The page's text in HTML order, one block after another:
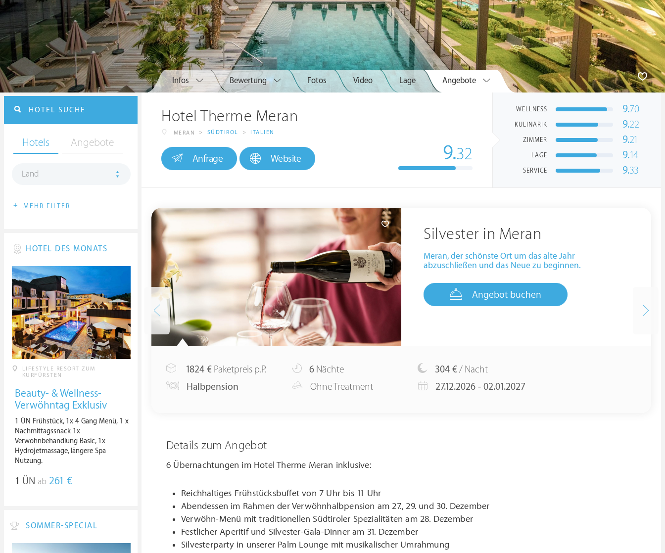
Infos Bewertung Fotos Video Lage Angebote
Hotel Therme Meran
MERAN > SÜDTIROL > ITALIEN
Anfrage Website 9.32
WELLNESS 9.70
KULINARIK 9.22
ZIMMER 9.21
LAGE 9.14
SERVICE 9.33
Silvester in Meran
Meran, der schönste Ort um das alte Jahr
abzuschließen und das Neue zu beginnen.
Angebot buchen
1824 € Paketpreis p.P.
Halbpension
6 Nächte
Ohne Treatment
304 €/ Nacht
27.12.2026 - 02.01.2027
Details zum Angebot
6 Übernachtungen im Hotel Therme Meran inklusive:
Reichhaltiges Frühstücksbuffet von 7 Uhr bis 11 Uhr
Abendessen im Rahmen der Verwöhnhalbpension am 27., 29. und 30. Dezember
Verwöhn-Menü mit traditionellen Südtiroler Spezialitäten am 28. Dezember
Festlicher Aperitif und Silvester-Gala-Dinner am 31. Dezember
Silvesterparty in unserer Palm Lounge mit musikalischer Umrahmung
HOTEL SUCHE
Hotels Angebote
Land
+ MEHR FILTER
HOTEL DES MONATS
LIFESTYLE RESORT ZUM
KURFÜRSTEN
Beauty- & Wellness-
Verwöhntag Exklusiv
1 ÜN Frühstück, 1x 4 Gang Menü, 1 x
Nachmittagssnack 1x
Verwöhnbehandlung Basic, 1x
Hydrojetmassage, längere Spa
Nutzung.
1 ÜN ab 261 €
SOMMER-SPECIAL